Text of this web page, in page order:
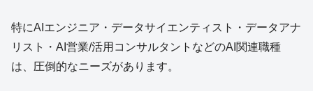
特にAIエンジニア・データサイエンティスト・データアナ
リスト・AI営業/活用コンサルタントなどのAI関連職種
は、圧倒的なニーズがあります。